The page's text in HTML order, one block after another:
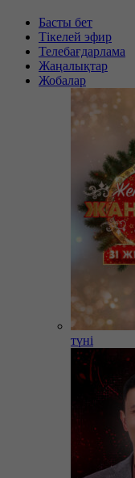
Басты бет
Тікелей эфир
Телебағдарлама
Жаңалықтар
Жобалар
түні